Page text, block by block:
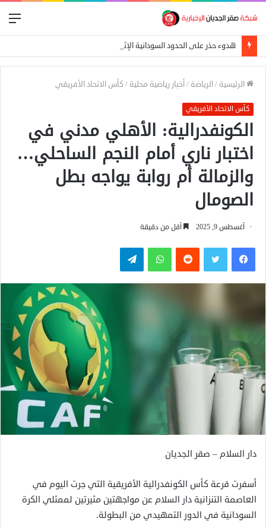
الرئيسية /الرياضة /أخبار رياضية محلية / كأس الاتحاد الأفريقي
كأس الاتحاد الأفريقي
الكونفدرالية: الأهلي مدني في
اختبار ناري أمام النجم الساحلي…
والزمالة أم روابة يواجه بطل
الصومال
أغسطس 9, 2025 أقل من دقيقة
فيسبوكتويتر واتساب تيلقرام
دار السلام – صقر الجديان
أسفرت قرعة كأس الكونفدرالية الأفريقية التي جرت اليوم في
العاصمة التنزانية دار السلام عن مواجهتين مثيرتين لممثلي الكرة
السودانية في الدور التمهيدي من البطولة.